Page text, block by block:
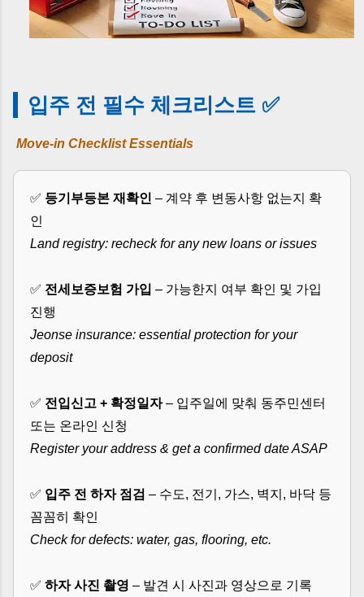
입주 전 필수 체크리스트 ✅
Move-in Checklist Essentials
✅ 등기부등본 재확인 – 계약 후 변동사항 없는지 확
인
Land registry: recheck for any new loans or issues
✅ 전세보증보험 가입 – 가능한지 여부 확인 및 가입
진행
Jeonse insurance: essential protection for your
deposit
✅ 전입신고 + 확정일자– 입주일에 맞춰 동주민센터
또는 온라인 신청
Register your address & get a confirmed date ASAP
✅ 입주 전 하자 점검 – 수도, 전기, 가스, 벽지, 바닥 등
꼼꼼히 확인
Check for defects: water, gas, flooring, etc.
✅ 하자 사진 촬영 – 발견 시 사진과 영상으로 기록